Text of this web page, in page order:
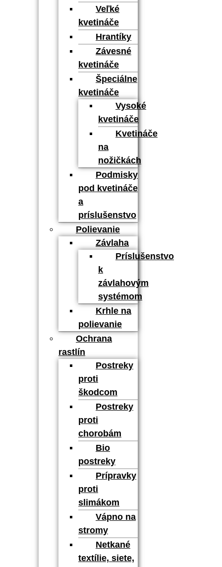
Veľké
kvetináče
Hrantíky
Závesné
kvetináče
Špeciálne
kvetináče
Vysoké
kvetináče
Kvetináče
na
nožičkách
Podmisky
pod kvetináče
a
príslušenstvo
Polievanie
Závlaha
Príslušenstvo
k
závlahovým
systémom
Krhle na
polievanie
Ochrana
rastlín
Postreky
proti
škodcom
Postreky
proti
chorobám
Bio
postreky
Prípravky
proti
slimákom
Vápno na
stromy
Netkané
textílie, siete,